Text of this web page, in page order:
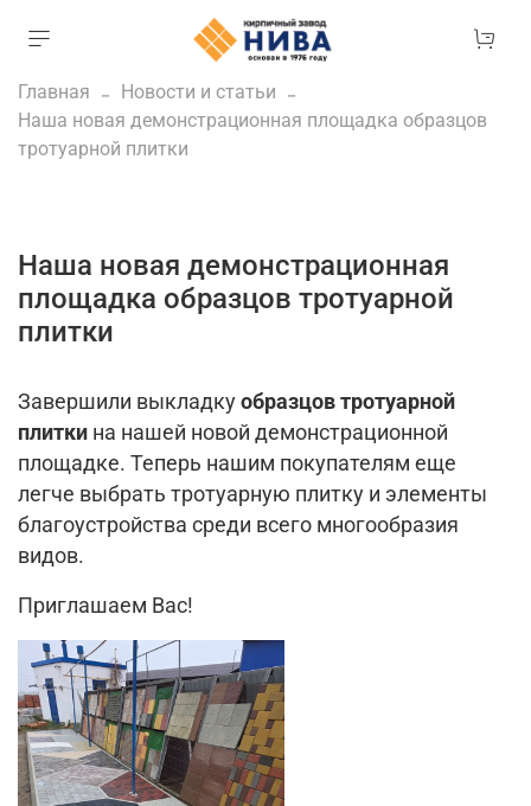
Главная
Новости и статьи
Наша новая демонстрационная площадка образцов
тротуарной плитки
Наша новая демонстрационная
площадка образцов тротуарной
плитки
Завершили выкладку образцов тротуарной
плитки на нашей новой демонстрационной
площадке. Теперь нашим покупателям еще
легче выбрать тротуарную плитку и элементы
благоустройства среди всего многообразия
видов.
Приглашаем Вас!